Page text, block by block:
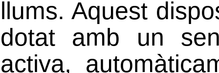
llums. Aquest
dotat amb un
activa,